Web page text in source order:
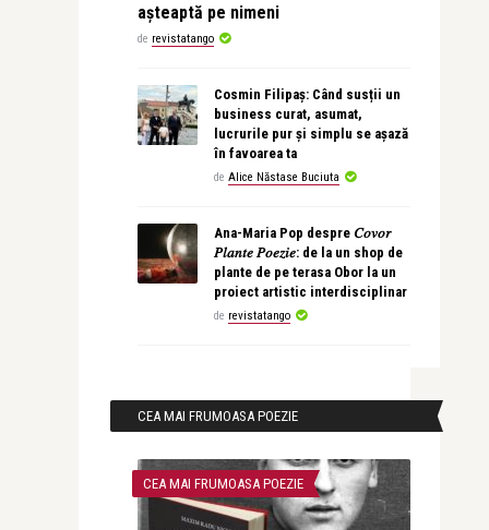
așteaptă pe nimeni
de revistatango
Cosmin Filipaș: Când susții un
business curat, asumat,
lucrurile pur și simplu se așază
în favoarea ta
de Alice Năstase Buciuta
Ana-Maria Pop despre 𝐶𝑜𝑣𝑜𝑟
𝑃𝑙𝑎𝑛𝑡𝑒 𝑃𝑜𝑒𝑧𝑖𝑒: de la un shop de
plante de pe terasa Obor la un
proiect artistic interdisciplinar
de revistatango
CEA MAI FRUMOASA POEZIE
CEA MAI FRUMOASA POEZIE